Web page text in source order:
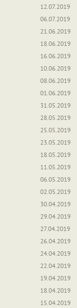
12.07.2019
06.07.2019
21.06.2019
18.06.2019
16.06.2019
10.06.2019
08.06.2019
01.06.2019
31.05.2019
28.05.2019
25.05.2019
23.05.2019
18.05.2019
11.05.2019
06.05.2019
02.05.2019
30.04.2019
29.04.2019
27.04.2019
26.04.2019
24.04.2019
22.04.2019
19.04.2019
18.04.2019
15.04.2019